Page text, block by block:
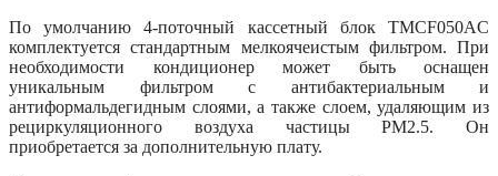
По умолчанию 4-поточный кассетный блок TMCF050AС
комплектуется стандартным мелкоячеистым фильтром. При
необходимости кондиционер может быть оснащен
уникальным фильтром с антибактериальным и
антиформальдегидным слоями, а также слоем, удаляющим из
рециркуляционного воздуха частицы PM2.5. Он
приобретается за дополнительную плату.